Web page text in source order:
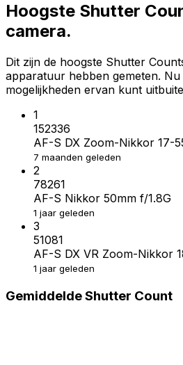
Hoogste Shutter
camera.
Dit zijn de hoogste Shutter
apparatuur hebben gemeten.
mogelijkheden ervan kunt
1
152336
AF-S DX Zoom-Nikkor 17-
7 maanden geleden
2
78261
AF-S Nikkor 50mm f/1.8G
1 jaar geleden
3
51081
AF-S DX VR Zoom-Nikkor
1 jaar geleden
Gemiddelde Shutter Count